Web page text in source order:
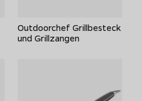
Outdoorchef Grillbesteck
und Grillzangen